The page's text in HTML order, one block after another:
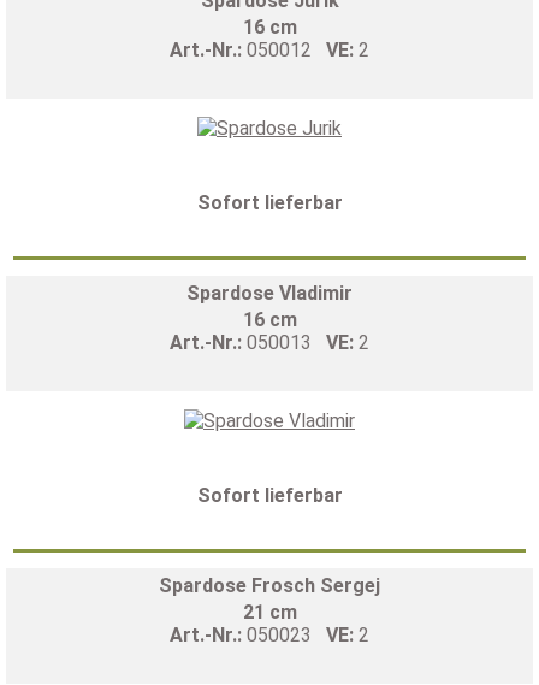
16 cm
Art.-Nr.: 050012 VE: 2
Sofort lieferbar
Spardose Vladimir
16 cm
Art.-Nr.: 050013 VE: 2
Sofort lieferbar
Spardose Frosch Sergej
21 cm
Art.-Nr.: 050023 VE: 2